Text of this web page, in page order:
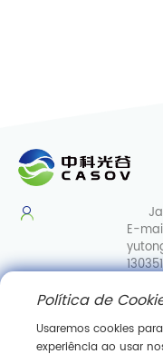
E-
Política de
Usaremos cookies
experiência ao usar